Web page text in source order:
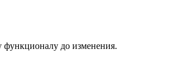
функционалу до изменения.